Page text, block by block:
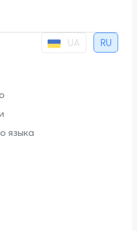
UA RU
языка